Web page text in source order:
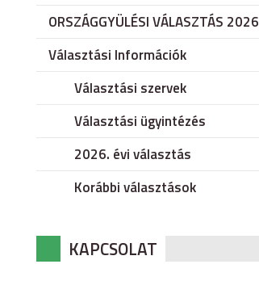
ORSZÁGGYÜLÉSI VÁLASZTÁS 2026
Választási Információk
Választási szervek
Választási ügyintézés
2026. évi választás
Korábbi választások
KAPCSOLAT